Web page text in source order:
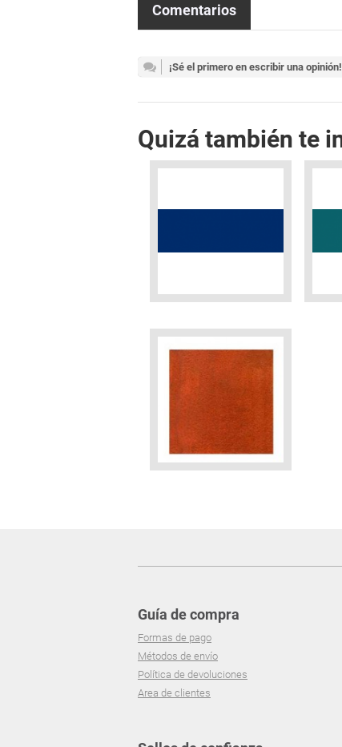
Comentarios
¡Sé el primero en escribir una opinión!
Quizá también te
Guía de compra
Formas de pago
Métodos de envío
Política de devoluciones
Area de clientes